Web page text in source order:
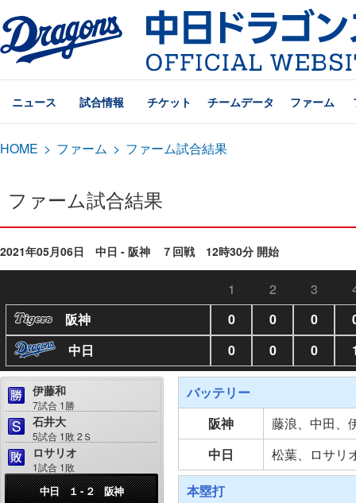
ニュース 試合情報 チケット チームデータ ファーム
HOME > ファーム > ファーム試合結果
ファーム試合結果
2021年05月06日 中日 - 阪神 ７回戦 12時30分 開始
1 2 3
阪神
0 0 0
中日
0 0 0
伊藤和
7試合 1勝
石井大
5試合 1敗 2Ｓ
ロサリオ
1試合 1敗
中日 １ - ２ 阪神
バッテリー
阪神
藤浪、中田、
中日
松葉、ロサリ
本塁打